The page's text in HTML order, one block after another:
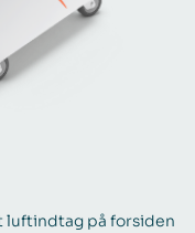
luftindtag på forsiden